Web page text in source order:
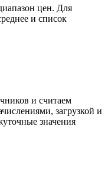
цен. Для
и список
и считаем
загрузкой и
значения